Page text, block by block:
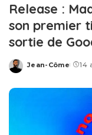
Release :
son premier
sortie de
Posted
Jean-Côme 14